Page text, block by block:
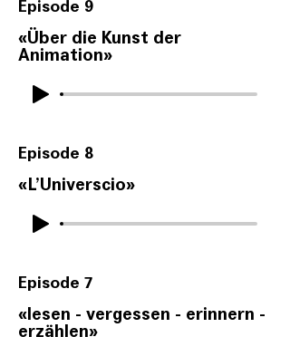
Episode 9
«Über die Kunst der
Animation»
Episode 8
«L’Universcio»
Episode 7
«lesen - vergessen - erinnern -
erzählen»